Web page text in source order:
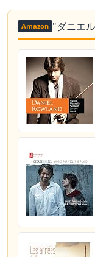
Amazon "ダニエ